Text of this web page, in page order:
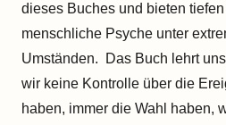
dieses Buches und bieten
menschliche Psyche unter
Umständen. Das Buch lehrt
wir keine Kontrolle über die
haben, immer die Wahl haben,